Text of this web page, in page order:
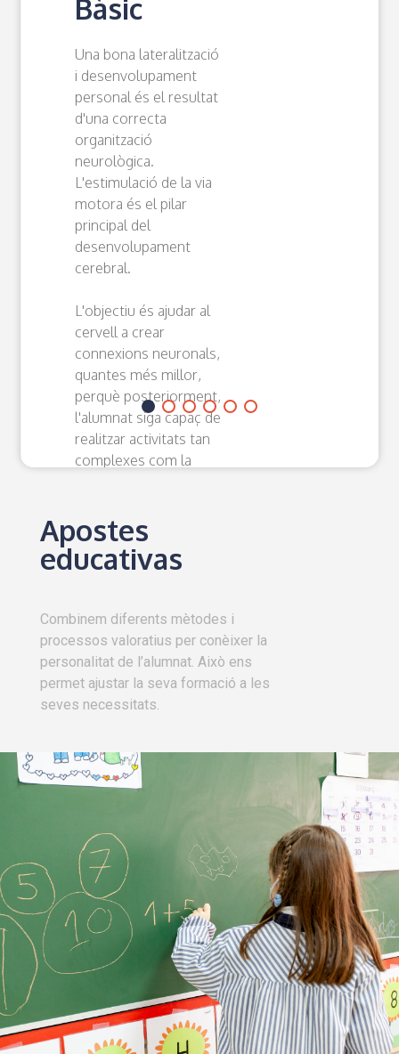
Bàsic
Una bona lateralització
i desenvolupament
personal és el resultat
d'una correcta
organització
neurològica.
L'estimulació de la via
motora és el pilar
principal del
desenvolupament
cerebral.
L'objectiu és ajudar al
cervell a crear
connexions neuronals,
quantes més millor,
perquè posteriorment,
l'alumnat siga capaç de
realitzar activitats tan
complexes com la
Apostes
educativas
Combinem diferents mètodes i
processos valoratius per conèixer la
personalitat de l’alumnat. Això ens
permet ajustar la seva formació a les
seves necessitats.